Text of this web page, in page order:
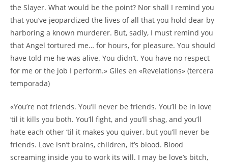
the Slayer. What would be the point? Nor shall I remind you
that you’ve jeopardized the lives of all that you hold dear by
harboring a known murderer. But, sadly, I must remind you
that Angel tortured me… for hours, for pleasure. You should
have told me he was alive. You didn’t. You have no respect
for me or the job I perform.» Giles en «Revelations» (tercera
temporada)
«You’re not friends. You’ll never be friends. You’ll be in love
‘til it kills you both. You’ll fight, and you’ll shag, and you’ll
hate each other ‘til it makes you quiver, but you’ll never be
friends. Love isn’t brains, children, it’s blood. Blood
screaming inside you to work its will. I may be love’s bitch,